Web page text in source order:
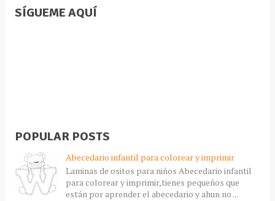
SÍGUEME AQUÍ
POPULAR POSTS
Abecedario infantil para colorear y imprimir
Laminas de ositos para niños Abecedario infantil
para colorear y imprimir,tienes pequeños que
están por aprender el abecedario y ahun no ...